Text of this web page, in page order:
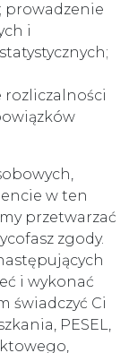
prowadzenie
i
rozliczalności
w ten
przetwarzać
zgody.
i wykonać
świadczyć Ci
PESEL,